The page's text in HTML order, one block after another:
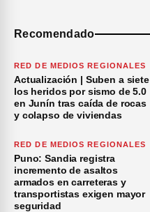
Recomendado
RED DE MEDIOS REGIONALES
Actualización | Suben a siete
los heridos por sismo de 5.0
en Junín tras caída de rocas
y colapso de viviendas
RED DE MEDIOS REGIONALES
Puno: Sandia registra
incremento de asaltos
armados en carreteras y
transportistas exigen mayor
seguridad